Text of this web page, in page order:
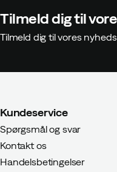
Tilmeld dig til
Tilmeld dig til vores
Kundeservice
Spørgsmål og svar
Kontakt os
Handelsbetingelser